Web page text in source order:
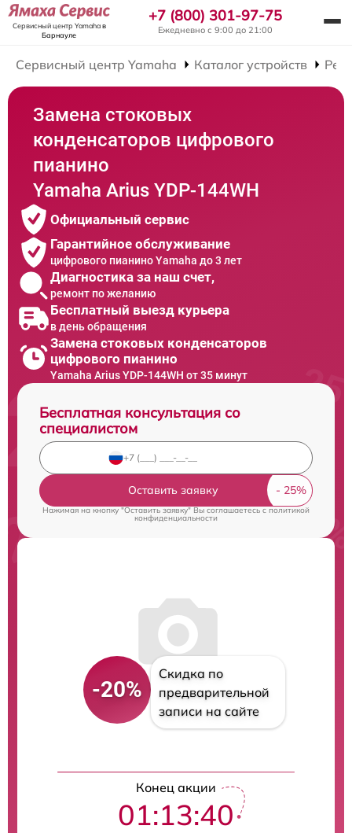
Сервисный центр Yamahaв
Барнауле
+7 (800) 301-97-75
Ежедневно с 9:00 до 21:00
Сервисный центр Yamaha Каталог устройств
Замена стоковых
конденсаторов цифрового
пианино
Yamaha Arius YDP-144WH
Официальный сервис
Гарантийное обслуживание
цифрового пианино Yamaha до 3 лет
Диагностика за наш счет,
ремонт по желанию
Бесплатный выезд курьера
в день обращения
Замена стоковых конденсаторов
цифрового пианино
Yamaha Arius YDP-144WH от 35 минут
Бесплатная консультация со
специалистом
Оставить заявку
Нажимая на кнопку "Оставить заявку" Вы соглашаетесь cполитикой
конфиденциальности
-20%
Скидка по
предварительной
записи на сайте
Конец акции
01:13:39